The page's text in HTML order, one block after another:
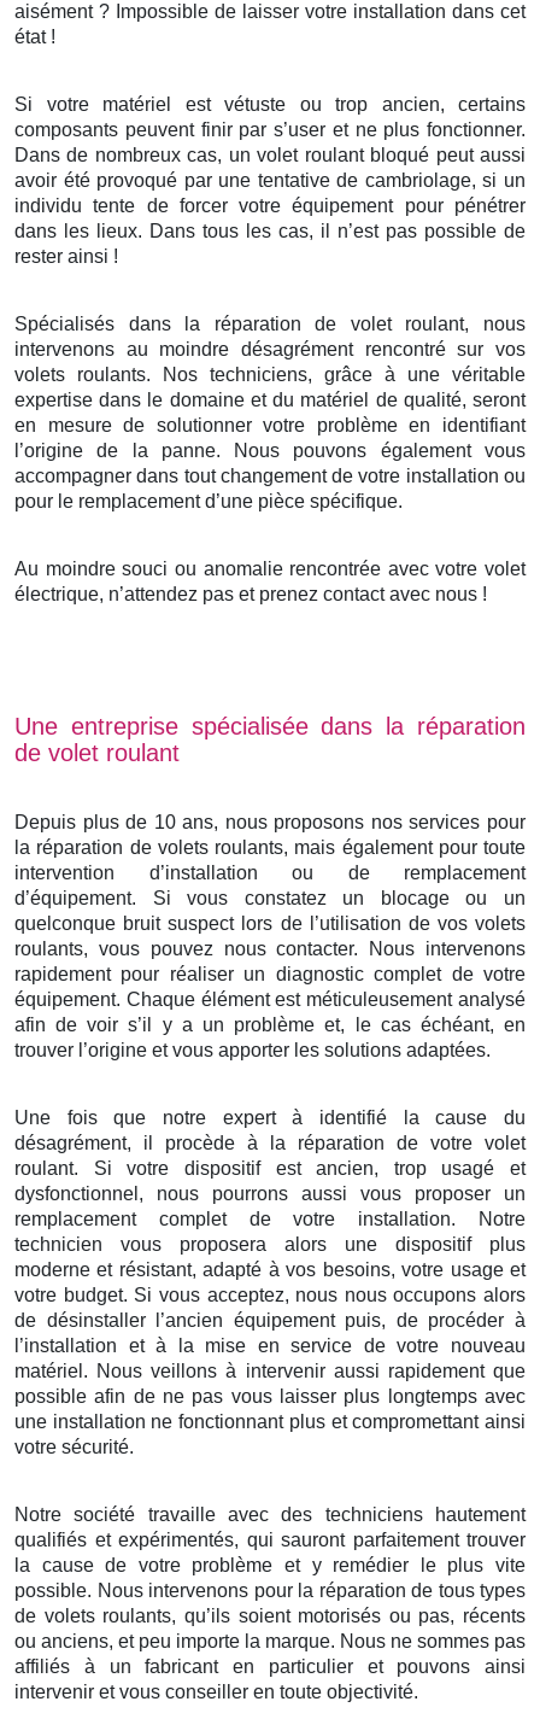
aisément ? Impossible de laisser votre installation dans cet
état !
Si votre matériel est vétuste ou trop ancien, certains
composants peuvent finir par s’user et ne plus fonctionner.
Dans de nombreux cas, un volet roulant bloqué peut aussi
avoir été provoqué par une tentative de cambriolage, si un
individu tente de forcer votre équipement pour pénétrer
dans les lieux. Dans tous les cas, il n’est pas possible de
rester ainsi !
Spécialisés dans la réparation de volet roulant, nous
intervenons au moindre désagrément rencontré sur vos
volets roulants. Nos techniciens, grâce à une véritable
expertise dans le domaine et du matériel de qualité, seront
en mesure de solutionner votre problème en identifiant
l’origine de la panne. Nous pouvons également vous
accompagner dans tout changement de votre installation ou
pour le remplacement d’une pièce spécifique.
Au moindre souci ou anomalie rencontrée avec votre volet
électrique, n’attendez pas et prenez contact avec nous !
Une entreprise spécialisée dans la réparation
de volet roulant
Depuis plus de 10 ans, nous proposons nos services pour
la réparation de volets roulants, mais également pour toute
intervention d’installation ou de remplacement
d’équipement. Si vous constatez un blocage ou un
quelconque bruit suspect lors de l’utilisation de vos volets
roulants, vous pouvez nous contacter. Nous intervenons
rapidement pour réaliser un diagnostic complet de votre
équipement. Chaque élément est méticuleusement analysé
afin de voir s’il y a un problème et, le cas échéant, en
trouver l’origine et vous apporter les solutions adaptées.
Une fois que notre expert à identifié la cause du
désagrément, il procède à la réparation de votre volet
roulant. Si votre dispositif est ancien, trop usagé et
dysfonctionnel, nous pourrons aussi vous proposer un
remplacement complet de votre installation. Notre
technicien vous proposera alors une dispositif plus
moderne et résistant, adapté à vos besoins, votre usage et
votre budget. Si vous acceptez, nous nous occupons alors
de désinstaller l’ancien équipement puis, de procéder à
l’installation et à la mise en service de votre nouveau
matériel. Nous veillons à intervenir aussi rapidement que
possible afin de ne pas vous laisser plus longtemps avec
une installation ne fonctionnant plus et compromettant ainsi
votre sécurité.
Notre société travaille avec des techniciens hautement
qualifiés et expérimentés, qui sauront parfaitement trouver
la cause de votre problème et y remédier le plus vite
possible. Nous intervenons pour la réparation de tous types
de volets roulants, qu’ils soient motorisés ou pas, récents
ou anciens, et peu importe la marque. Nous ne sommes pas
affiliés à un fabricant en particulier et pouvons ainsi
intervenir et vous conseiller en toute objectivité.